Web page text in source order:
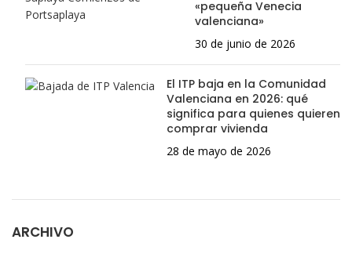
«pequeña Venecia
valenciana»
30 de junio de 2026
El ITP baja en la Comunidad
Valenciana en 2026: qué
significa para quienes quieren
comprar vivienda
28 de mayo de 2026
ARCHIVO